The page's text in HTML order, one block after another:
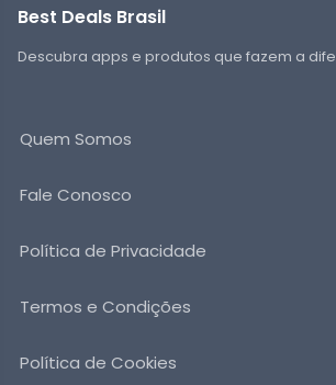
Best Deals Brasil
Descubra apps e produtos que fazem a
Quem Somos
Fale Conosco
Política de Privacidade
Termos e Condições
Política de Cookies